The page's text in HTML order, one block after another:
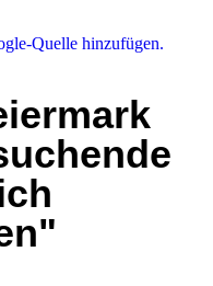
Quelle hinzufügen.